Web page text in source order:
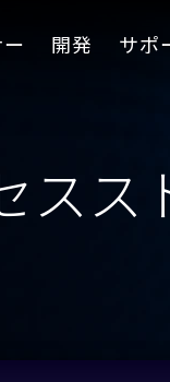
開発 サポ
スス